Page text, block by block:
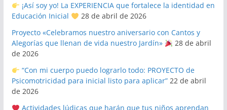
¡Así soy yo! La EXPERIENCIA que fortalece la identidad en
Educación Inicial
28 de abril de 2026
Proyecto «Celebramos nuestro aniversario con Cantos y
Alegorías que llenan de vida nuestro Jardín»
28 de abril
de 2026
“Con mi cuerpo puedo lograrlo todo: PROYECTO de
Psicomotricidad para inicial listo para aplicar” 22 de abril
de 2026
Actividades lúdicas que harán que tus niños aprendan